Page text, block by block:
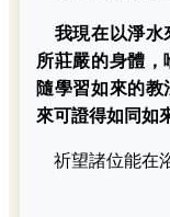
我現在以淨水
所莊嚴的身體，
隨學習如來的
來可證得如同如
祈望諸位能在